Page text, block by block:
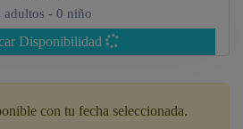
adultos - 0 niño
Disponibilidad
con tu fecha seleccionada.